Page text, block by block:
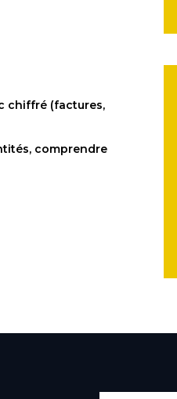
chiffré (factures,
comprendre